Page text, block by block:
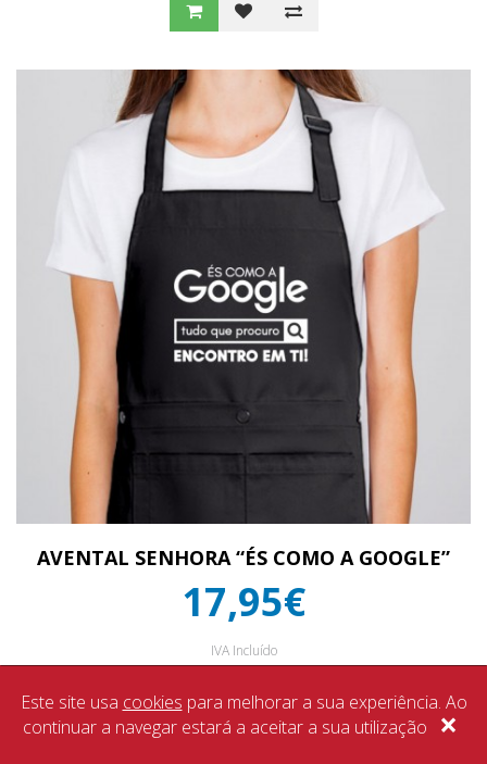
AVENTAL SENHORA “ÉS COMO A GOOGLE”
17,95€
IVA Incluído
Este site usa cookies para melhorar a sua experiência. Ao
continuar a navegar estará a aceitar a sua utilização ×